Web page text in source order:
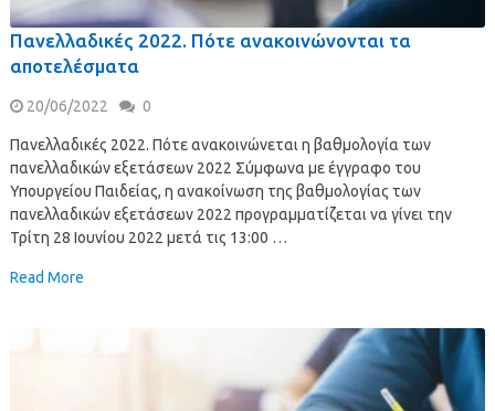
Πανελλαδικές 2022. Πότε ανακοινώνονται τα
αποτελέσματα
20/06/2022 0
Πανελλαδικές 2022. Πότε ανακοινώνεται η βαθμολογία των
πανελλαδικών εξετάσεων 2022 Σύμφωνα με έγγραφο του
Υπουργείου Παιδείας, η ανακοίνωση της βαθμολογίας των
πανελλαδικών εξετάσεων 2022 προγραμματίζεται να γίνει την
Τρίτη 28 Ιουνίου 2022 μετά τις 13:00 …
Read More